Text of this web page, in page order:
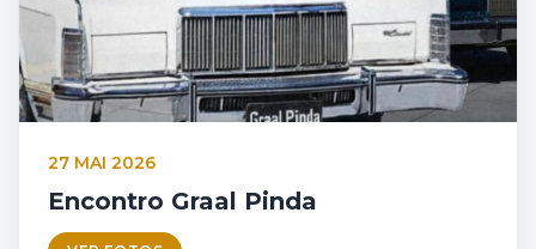
27 MAI 2026
Encontro Graal Pinda